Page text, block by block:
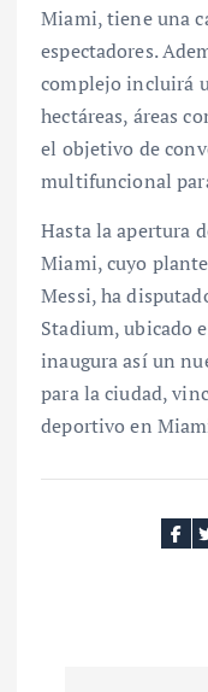
Miami, tiene una
espectadores.
complejo incluirá
hectáreas, áreas
el objetivo de
multifuncional
Hasta la apertura
Miami, cuyo
Messi, ha
Stadium, ubicado
inaugura así un
para la ciudad,
deportivo en